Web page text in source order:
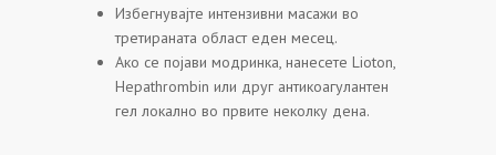
Избегнувајте интензивни масажи во
третираната област еден месец.
Ако се појави модринка, нанесете Lioton,
Hepathrombin или друг антикоагулантен
гел локално во првите неколку дена.